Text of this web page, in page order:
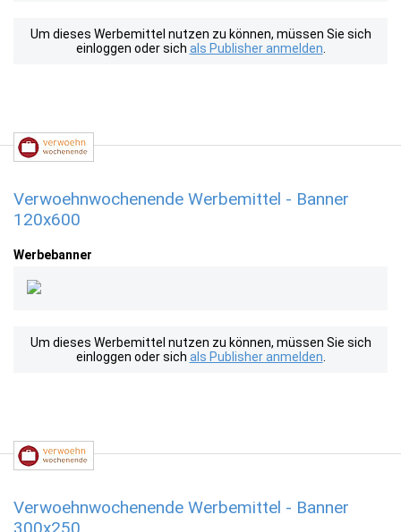
Um dieses Werbemittel nutzen zu können, müssen Sie sich
einloggen oder sich als Publisher anmelden
Verwoehnwochenende Werbemittel - Banner
120x600
Werbebanner
Um dieses Werbemittel nutzen zu können, müssen Sie sich
einloggen oder sich als Publisher anmelden
Verwoehnwochenende Werbemittel - Banner